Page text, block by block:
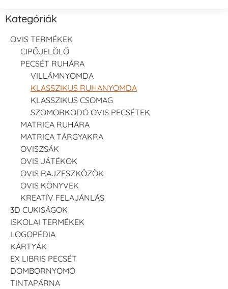
Kategóriák
OVIS TERMÉKEK
CIPŐJELÖLŐ
PECSÉT RUHÁRA
VILLÁMNYOMDA
KLASSZIKUS RUHANYOMDA
KLASSZIKUS CSOMAG
SZOMORKODÓ OVIS PECSÉTEK
MATRICA RUHÁRA
MATRICA TÁRGYAKRA
OVISZSÁK
OVIS JÁTÉKOK
OVIS RAJZESZKÖZÖK
OVIS KÖNYVEK
KREATÍV FELAJÁNLÁS
3D CUKISÁGOK
ISKOLAI TERMÉKEK
LOGOPÉDIA
KÁRTYÁK
EX LIBRIS PECSÉT
DOMBORNYOMÓ
TINTAPÁRNA